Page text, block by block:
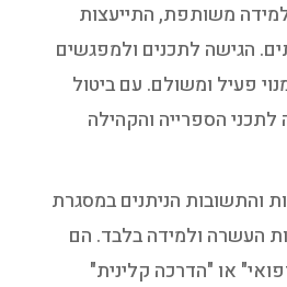
משותפת, התייעצות
הגישה לתכנים ולמפגשים
פעיל ומשולם. עם ביטול
הספרייה והקהילה
והתשובות הניתנים במסגרת
העשרה ולמידה בלבד. הם
או "הדרכה קלינית"